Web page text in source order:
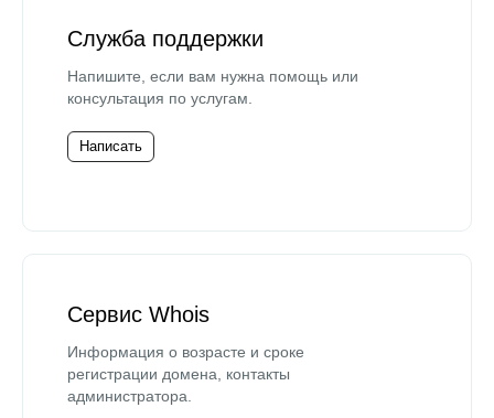
Служба поддержки
Напишите, если вам нужна помощь или
консультация по услугам.
Написать
Сервис Whois
Информация о возрасте и сроке
регистрации домена, контакты
администратора.